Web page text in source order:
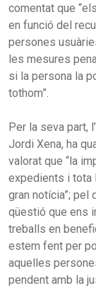
comentat que
en funció del
persones
les mesures
si la persona la
tothom”.
Per la seva part,
Jordi Xena, ha
valorat que “la
expedients i tota
gran notícia”; pel
qüestió que ens
treballs en
estem fent per
aquelles
pendent amb la